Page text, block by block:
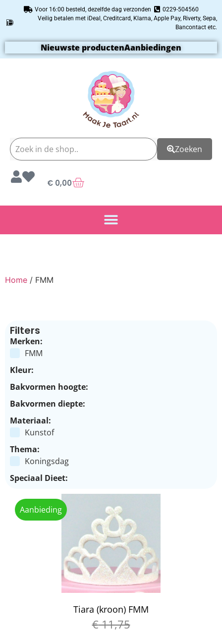
Voor 16:00 besteld, dezelfde dag verzonden
0229-504560
Veilig betalen met iDeal, Creditcard, Klarna, Apple Pay, Riverty, Sepa,
Bancontact etc.
Nieuwste productenAanbiedingen
Zoeken
€ 0,00
Home / FMM
Filters
Merken:
FMM
Kleur:
Bakvormen hoogte:
Bakvormen diepte:
Materiaal:
Kunstof
Thema:
Koningsdag
Speciaal Dieet:
Aanbieding
Tiara (kroon) FMM
€11,75